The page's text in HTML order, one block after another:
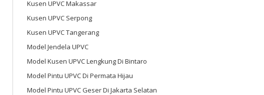
Kusen UPVC Makassar
Kusen UPVC Serpong
Kusen UPVC Tangerang
Model Jendela UPVC
Model Kusen UPVC Lengkung Di Bintaro
Model Pintu UPVC Di Permata Hijau
Model Pintu UPVC Geser Di Jakarta Selatan